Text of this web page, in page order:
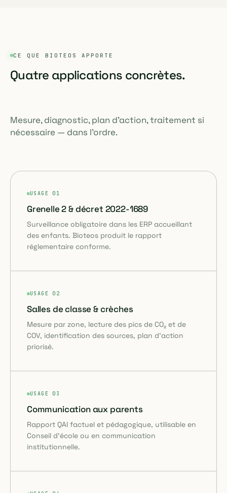
CE QUE BIOTEOS APPORTE
Quatre applications concrètes.
Mesure, diagnostic, plan d'action, traitement si
nécessaire — dans l'ordre.
USAGE 01
Grenelle 2 & décret 2022-1689
Surveillance obligatoire dans les ERP accueillant
des enfants. Bioteos produit le rapport
réglementaire conforme.
USAGE 02
Salles de classe & crèches
Mesure par zone, lecture des pics de CO₂ et de
COV, identification des sources, plan d'action
priorisé.
USAGE 03
Communication aux parents
Rapport QAI factuel et pédagogique, utilisable en
Conseil d'école ou en communication
institutionnelle.